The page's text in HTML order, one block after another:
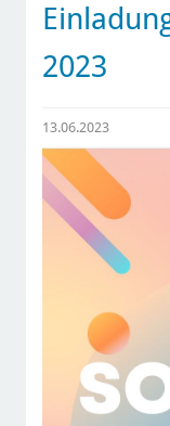
2023
13.06.2023